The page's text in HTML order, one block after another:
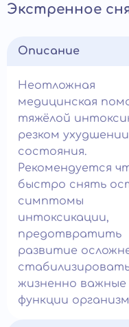
Экстренное
Описание
Неотложная
медицинская
тяжёлой
резком ухудшении
состояния.
Рекомендуется
быстро снять
симптомы
интоксикации,
предотвратить
развитие
жизненно важные
функции